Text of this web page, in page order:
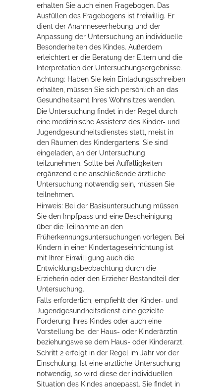
erhalten Sie auch einen Fragebogen. Das
Ausfüllen des Fragebogens ist freiwillig. Er
dient der Anamneseerhebung und der
Anpassung der Untersuchung an individuelle
Besonderheiten des Kindes. Außerdem
erleichtert er die Beratung der Eltern und die
Interpretation der Untersuchungsergebnisse.
Achtung: Haben Sie kein Einladungsschreiben
erhalten, müssen Sie sich persönlich an das
Gesundheitsamt Ihres Wohnsitzes wenden.
Die Untersuchung findet in der Regel durch
eine medizinische Assistenz des Kinder- und
Jugendgesundheitsdienstes statt, meist in
den Räumen des Kindergartens. Sie sind
eingeladen, an der Untersuchung
teilzunehmen. Sollte bei Auffälligkeiten
ergänzend eine anschließende ärztliche
Untersuchung notwendig sein, müssen Sie
teilnehmen.
Hinweis: Bei der Basisuntersuchung müssen
Sie den Impfpass und eine Bescheinigung
über die Teilnahme an den
Früherkennungsuntersuchungen vorlegen. Bei
Kindern in einer Kindertageseinrichtung ist
mit Ihrer Einwilligung auch die
Entwicklungsbeobachtung durch die
Erzieherin oder den Erzieher Bestandteil der
Untersuchung.
Falls erforderlich, empfiehlt der Kinder- und
Jugendgesundheitsdienst eine gezielte
Förderung Ihres Kindes oder auch eine
Vorstellung bei der Haus- oder Kinderärztin
beziehungsweise dem Haus- oder Kinderarzt.
Schritt 2 erfolgt in der Regel im Jahr vor der
Einschulung. Ist eine ärztliche Untersuchung
notwendig, so wird diese der individuellen
Situation des Kindes angepasst. Sie findet in